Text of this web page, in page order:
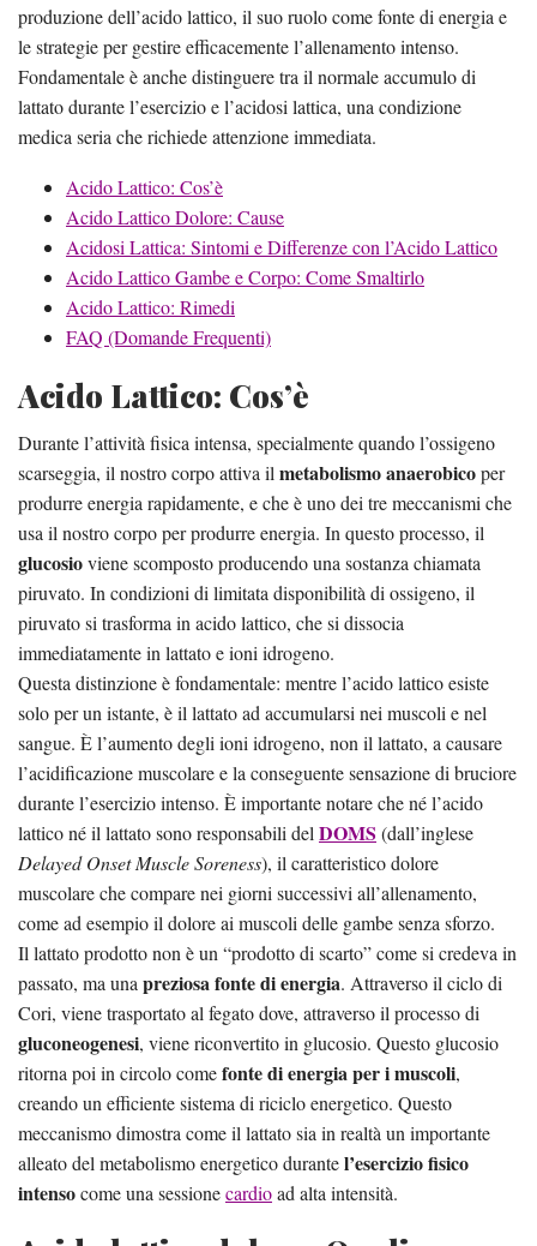
produzione dell’acido lattico, il suo ruolo come fonte di energia e
le strategie per gestire efficacemente l’allenamento intenso.
Fondamentale è anche distinguere tra il normale accumulo di
lattato durante l’esercizio e l’acidosi lattica, una condizione
medica seria che richiede attenzione immediata.
Acido Lattico: Cos’è
Acido Lattico Dolore: Cause
Acidosi Lattica: Sintomi e Differenze con l’Acido Lattico
Acido Lattico Gambe e Corpo: Come Smaltirlo
Acido Lattico: Rimedi
FAQ (Domande Frequenti)
Acido Lattico: Cos’è
Durante l’attività fisica intensa, specialmente quando l’ossigeno
scarseggia, il nostro corpo attiva il metabolismo anaerobicoper
produrre energia rapidamente, e che è uno dei tre meccanismi che
usa il nostro corpo per produrre energia. In questo processo, il
glucosioviene scomposto producendo una sostanza chiamata
piruvato. In condizioni di limitata disponibilità di ossigeno, il
piruvato si trasforma in acido lattico, che si dissocia
immediatamente in lattato e ioni idrogeno.
Questa distinzione è fondamentale: mentre l’acido lattico esiste
solo per un istante, è il lattato ad accumularsi nei muscoli e nel
sangue. È l’aumento degli ioni idrogeno, non il lattato, a causare
l’acidificazione muscolare e la conseguente sensazione di bruciore
durante l’esercizio intenso. È importante notare che né l’acido
lattico né il lattato sono responsabili del DOMS (dall’inglese
Delayed Onset Muscle Soreness), il caratteristico dolore
muscolare che compare nei giorni successivi all’allenamento,
come ad esempio il dolore ai muscoli delle gambe senza sforzo.
Il lattato prodotto non è un “prodotto di scarto” come si credeva in
passato, ma una preziosa fonte di energia. Attraverso il ciclo di
Cori, viene trasportato al fegato dove, attraverso il processo di
gluconeogenesi, viene riconvertito in glucosio. Questo glucosio
ritorna poi in circolo comefonte di energia per i muscoli,
creando un efficiente sistema di riciclo energetico. Questo
meccanismo dimostra come il lattato sia in realtà un importante
alleato del metabolismo energetico durantel’esercizio fisico
intensocome una sessionecardioad alta intensità.